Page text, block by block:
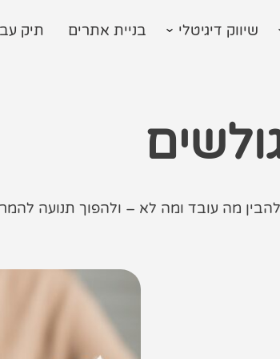
שיווק דיגיטלי בניית אתרים תיק
בניית אתרים
מה עובד ומה לא – ולהפוך תנועה